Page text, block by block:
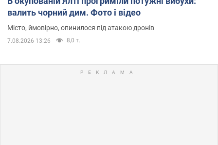
валить чорний дим. Фото і відео
Місто, ймовірно, опинилося під атакою дронів
7.08.2026 13:26 8,0 т.